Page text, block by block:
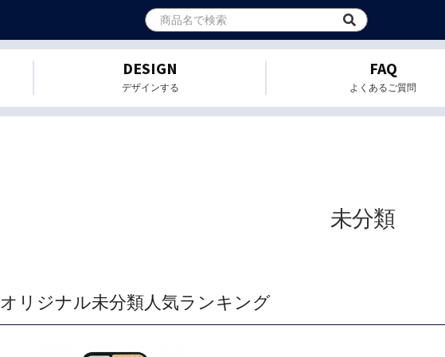
DESIGN
デザインする
FAQ
よくあるご質問
未分類
オリジナル未分類人気ランキング